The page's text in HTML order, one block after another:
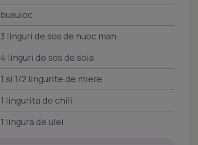
busuioc
3 linguri de sos de nuoc man
4 linguri de sos de soia
1 si 1/2 lingurite de miere
1 lingurita de chili
1 lingura de ulei